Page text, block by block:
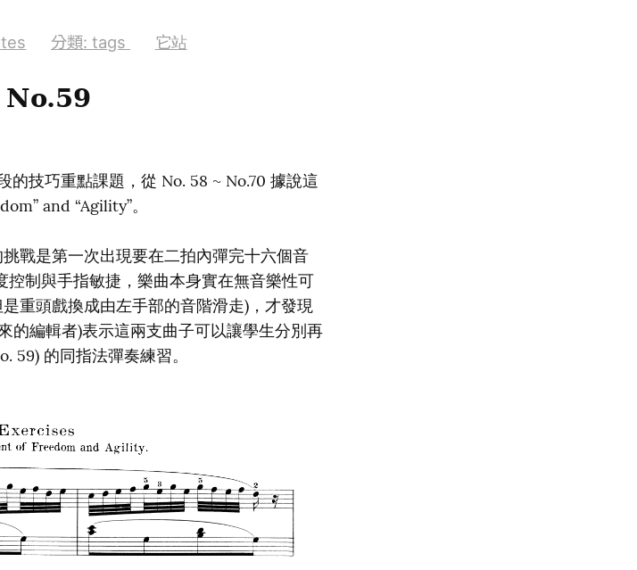
分類: tags 它站
的技巧重點課題，從 No. 58 ~ No.70 據說這
and “Agility”。
戰是第一次出現要在二拍內彈完十六個音
控制與手指敏捷，樂曲本身實在無音樂性可
重頭戲換成由左手部的音階滑走)，才發現
的編輯者)表示這兩支曲子可以讓學生分別再
59) 的同指法彈奏練習。